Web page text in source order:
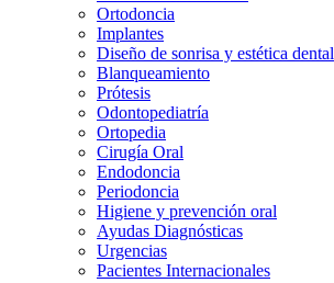
Ortodoncia
Implantes
Diseño de sonrisa y estética dental
Blanqueamiento
Prótesis
Odontopediatría
Ortopedia
Cirugía Oral
Endodoncia
Periodoncia
Higiene y prevención oral
Ayudas Diagnósticas
Urgencias
Pacientes Internacionales